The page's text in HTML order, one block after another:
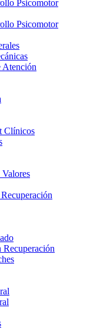
Psicomotor
Psicomotor
Atención
Clínicos
Recuperación